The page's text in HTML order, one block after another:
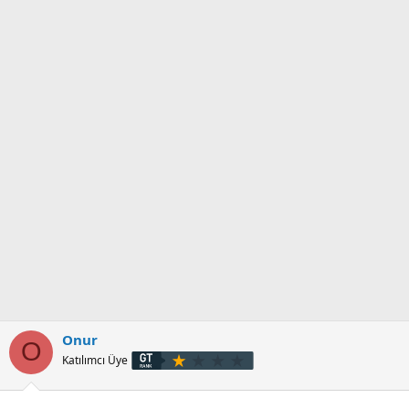
O Onur
Katılımcı Üye